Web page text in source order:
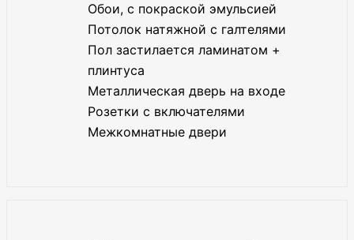
Обои, с покраской эмульсией
Потолок натяжной с галтелями
Пол застилается ламинатом +
плинтуса
Металлическая дверь на входе
Розетки с включателями
Межкомнатные двери